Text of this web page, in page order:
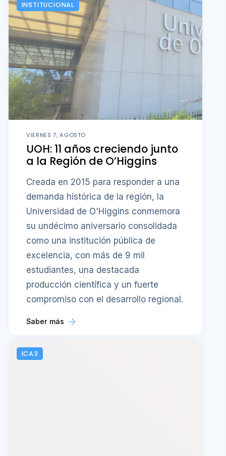
INSTITUCIONAL
VIERNES 7, AGOSTO
UOH: 11 años creciendo junto
a la Región de O’Higgins
Creada en 2015 para responder a una
demanda histórica de la región, la
Universidad de O'Higgins conmemora
su undécimo aniversario consolidada
como una institución pública de
excelencia, con más de 9 mil
estudiantes, una destacada
producción científica y un fuerte
compromiso con el desarrollo regional.
Saber más
ICA3